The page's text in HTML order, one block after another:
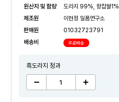
원산지 및 함량
도라지 99%, 향찹쌀1%
제조원
이현정 일품연구소
판매원
01032723791
배송비
무료배송
흑도라지 정과